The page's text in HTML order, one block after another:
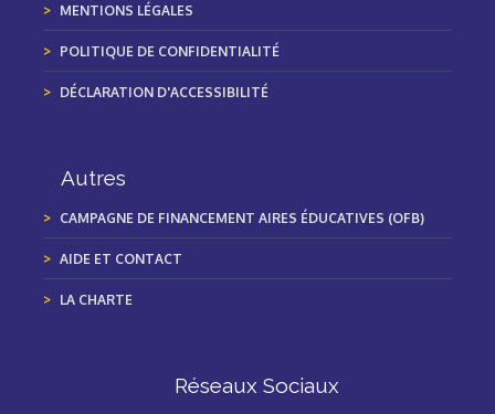
MENTIONS LÉGALES
POLITIQUE DE CONFIDENTIALITÉ
DÉCLARATION D'ACCESSIBILITÉ
Autres
CAMPAGNE DE FINANCEMENT AIRES ÉDUCATIVES (OFB)
AIDE ET CONTACT
LA CHARTE
Réseaux Sociaux